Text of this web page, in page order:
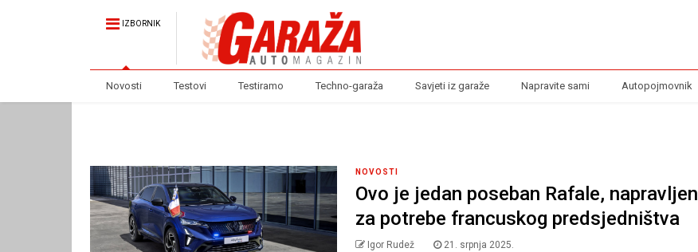
IZBORNIK
Novosti Testovi Testiramo Techno-garaža Savjeti iz garaže Napravite sami Autopojmovnik
NOVOSTI
Ovo je jedan poseban Rafale, napravljen
za potrebe francuskog predsjedništva
Igor Rudež 21. srpnja 2025.